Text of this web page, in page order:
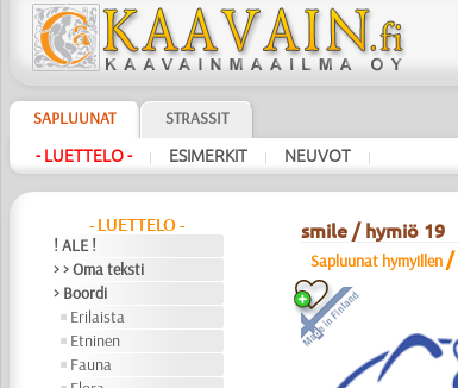
SAPLUUNAT STRASSIT
- LUETTELO - | ESIMERKIT | NEUVOT |
- LUETTELO -
! ALE !
> > Oma teksti
> Boordi
Erilaista
Etninen
Fauna
smile / hymiö 19
Sapluunat hymyillen /